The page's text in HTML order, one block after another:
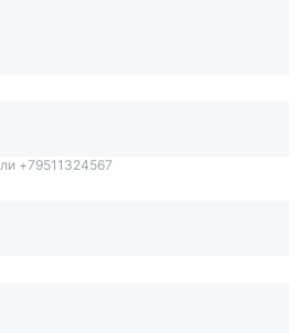
Отправить